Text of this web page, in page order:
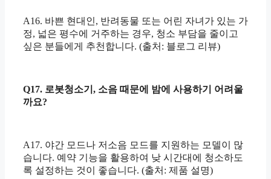
A16. 바쁜 현대인, 반려동물 또는 어린 자녀가 있는 가
정, 넓은 평수에 거주하는 경우, 청소 부담을 줄이고
싶은 분들에게 추천합니다. (출처: 블로그 리뷰)
Q17. 로봇청소기, 소음 때문에 밤에 사용하기 어려울
까요?
A17. 야간 모드나 저소음 모드를 지원하는 모델이 많
습니다. 예약 기능을 활용하여 낮 시간대에 청소하도
록 설정하는 것이 좋습니다. (출처: 제품 설명)